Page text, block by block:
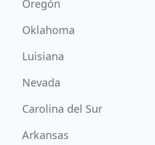
Oregón
Oklahoma
Luisiana
Nevada
Carolina del Sur
Arkansas